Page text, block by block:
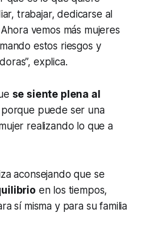
trabajar, dedicarse al
vemos más mujeres
estos riesgos y
explica.
se siente plena al
puede ser una
realizando lo que a
aconsejando que se
en los tiempos,
sí misma y para su familia